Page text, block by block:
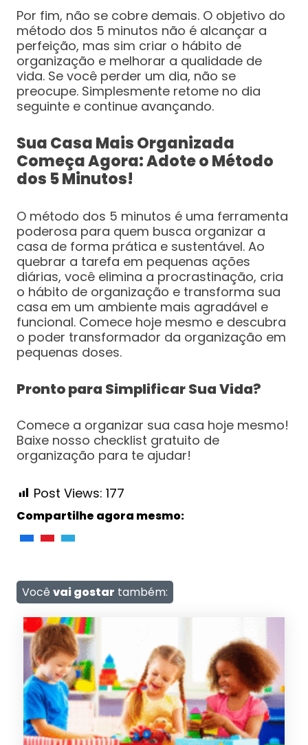
Por fim, não se cobre demais. O objetivo do
método dos 5 minutos não é alcançar a
perfeição, mas sim criar o hábito de
organização e melhorar a qualidade de
vida. Se você perder um dia, não se
preocupe. Simplesmente retome no dia
seguinte e continue avançando.
Sua Casa Mais Organizada
Começa Agora: Adote o Método
dos 5 Minutos!
O método dos 5 minutos é uma ferramenta
poderosa para quem busca organizar a
casa de forma prática e sustentável. Ao
quebrar a tarefa em pequenas ações
diárias, você elimina a procrastinação, cria
o hábito de organização e transforma sua
casa em um ambiente mais agradável e
funcional. Comece hoje mesmo e descubra
o poder transformador da organização em
pequenas doses.
Pronto para Simplificar Sua Vida?
Comece a organizar sua casa hoje mesmo!
Baixe nosso checklist gratuito de
organização para te ajudar!
Post Views: 177
Compartilhe agora mesmo:
Você vai gostar também: